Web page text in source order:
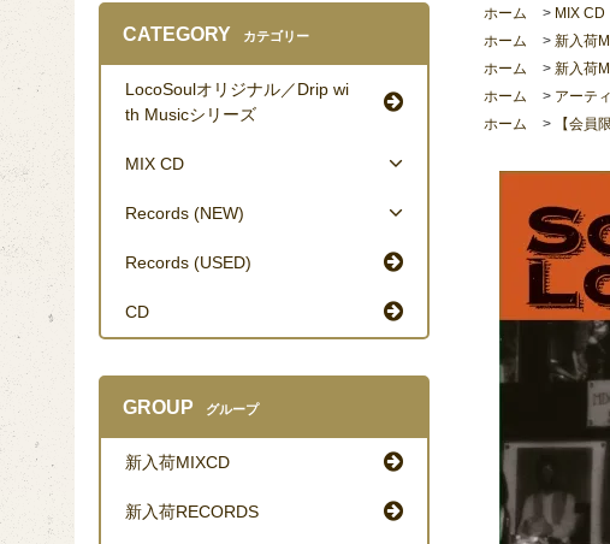
ホーム > MIX CD
ホーム
> 新入荷
ホーム
> 新入荷
ホーム
> アーテ
ホーム
> 【会員
CATEGORY カテゴリー
LocoSoulオリジナル／Drip wi
th Musicシリーズ
MIX CD
Records (NEW)
Records (USED)
CD
GROUP グループ
新入荷MIXCD
新入荷RECORDS